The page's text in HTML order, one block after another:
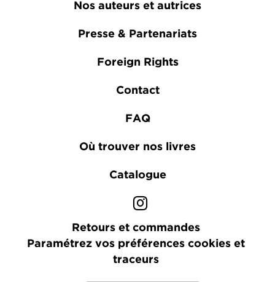
Nos auteurs et autrices
Presse & Partenariats
Foreign Rights
Contact
FAQ
Où trouver nos livres
Catalogue
Retours et commandes
Paramétrez vos préférences cookies et
traceurs